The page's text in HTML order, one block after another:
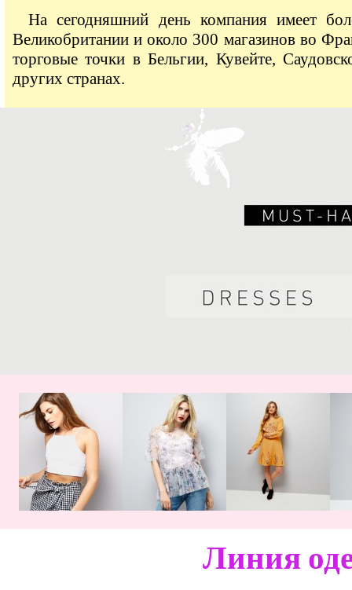
На сегодняшний день компания имеет
Великобритании и около 300 магазинов во
торговые точки в Бельгии, Кувейте,
других странах.
Линия